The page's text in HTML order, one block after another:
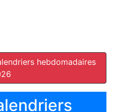
hebdomadaires